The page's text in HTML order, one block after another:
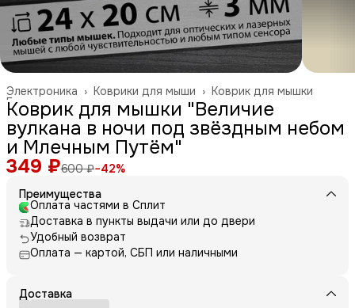
Коврик для мышки
Коврики для мыши ›
Электроника ›
Главная
Коврик для мышки "Величие
вулкана в ночи под звёздным небом
и Млечным Путём"
349 ₽600 ₽−42%
Преимущества
Оплата частями в Сплит
Доставка в пункты выдачи или до двери
Удобный возврат
Оплата — картой, СБП или наличными
Доставка